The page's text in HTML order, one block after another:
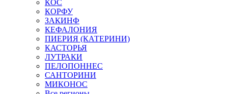
КОС
КОРФУ
ЗАКИНФ
КЕФАЛОНИЯ
ПИЕРИЯ (КАТЕРИНИ)
КАСТОРЬЯ
ЛУТРАКИ
ПЕЛОПОННЕС
САНТОРИНИ
МИКОНОС